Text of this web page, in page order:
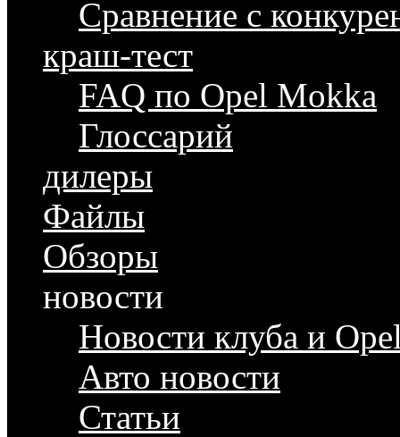
Сравнение с
краш-тест
FAQ по Opel Mokka
Глоссарий
дилеры
Файлы
Обзоры
новости
Новости клуба и
Авто новости
Статьи